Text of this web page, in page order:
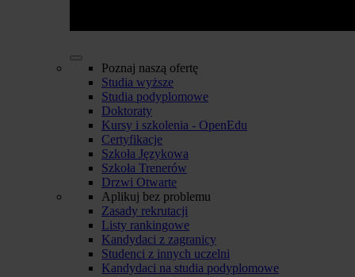
Poznaj naszą ofertę
Studia wyższe
Studia podyplomowe
Doktoraty
Kursy i szkolenia - OpenEdu
Certyfikacje
Szkoła Językowa
Szkoła Trenerów
Drzwi Otwarte
Aplikuj bez problemu
Zasady rekrutacji
Listy rankingowe
Kandydaci z zagranicy
Studenci z innych uczelni
Kandydaci na studia podyplomowe